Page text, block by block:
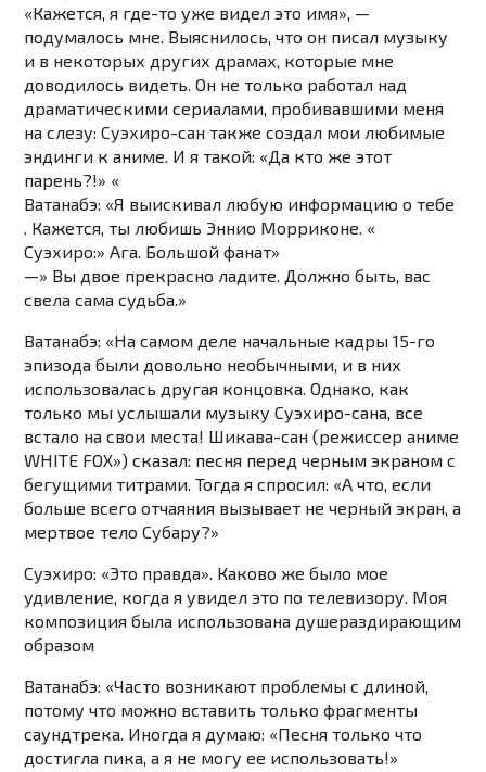
«Кажется, я где-то уже видел это имя», —
подумалось мне. Выяснилось, что он писал музыку
и в некоторых других драмах, которые мне
доводилось видеть. Он не только работал над
драматическими сериалами, пробивавшими меня
на слезу: Суэхиро-сан также создал мои любимые
эндинги к аниме. И я такой: «Да кто же этот
парень?!» «
Ватанабэ: «Я выискивал любую информацию о тебе
. Кажется, ты любишь Эннио Морриконе. «
Суэхиро:» Ага. Большой фанат»
—» Вы двое прекрасно ладите. Должно быть, вас
свела сама судьба.»
Ватанабэ: «На самом деле начальные кадры 15-го
эпизода были довольно необычными, и в них
использовалась другая концовка. Однако, как
только мы услышали музыку Суэхиро-сана, все
встало на свои места! Шикава-сан (режиссер аниме
WHITE FOX») сказал: песня перед черным экраном с
бегущими титрами. Тогда я спросил: «А что, если
больше всего отчаяния вызывает не черный экран, а
мертвое тело Субару?»
Суэхиро: «Это правда». Каково же было мое
удивление, когда я увидел это по телевизору. Моя
композиция была использована душераздирающим
образом
Ватанабэ: «Часто возникают проблемы с длиной,
потому что можно вставить только фрагменты
саундтрека. Иногда я думаю: «Песня только что
достигла пика, а я не могу ее использовать!»